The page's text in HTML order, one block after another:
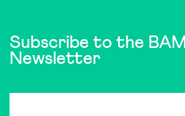
Subscribe to the BAM
Newsletter